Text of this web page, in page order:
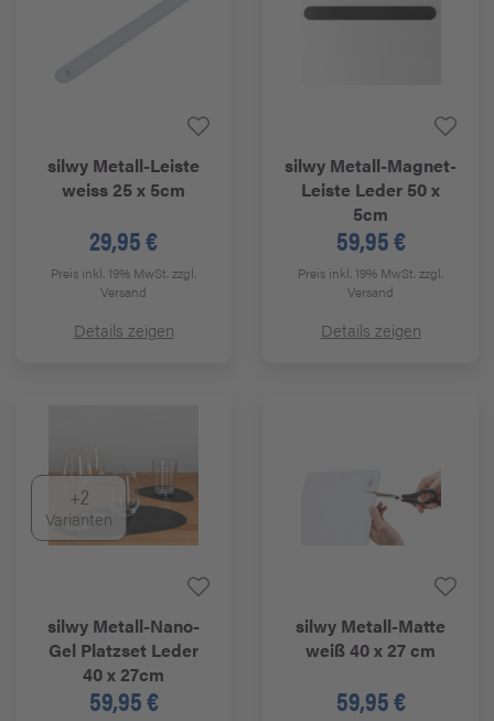
silwy Metall-Leiste
weiss 25 x 5cm
29,95 €
Preis inkl. 19% MwSt.zzgl.
Versand
Details zeigen
silwy Metall-Magnet-
Leiste Leder 50 x
5cm
59,95 €
Preis inkl. 19% MwSt.zzgl.
Versand
Details zeigen
+2
Varianten
silwy Metall-Nano-
Gel Platzset Leder
40 x 27cm
59,95 €
silwy Metall-Matte
weiß 40 x 27 cm
59,95 €